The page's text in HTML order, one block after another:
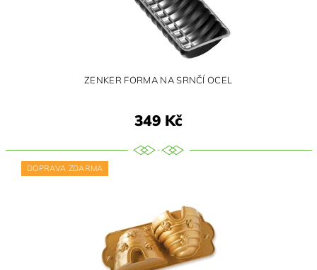
ZENKER FORMA NA SRNČÍ OCEL
349 Kč
DOPRAVA ZDARMA